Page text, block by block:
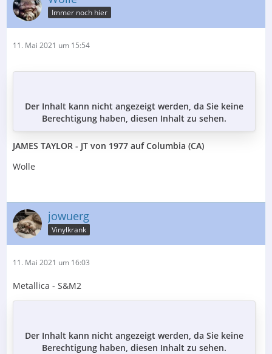
Immer noch hier
11. Mai 2021 um 15:54
Der Inhalt kann nicht angezeigt werden, da Sie keine
Berechtigung haben, diesen Inhalt zu sehen.
JAMES TAYLOR - JT von 1977 auf Columbia (CA)
Wolle
jowuerg
Vinylkrank
11. Mai 2021 um 16:03
Metallica - S&M2
Der Inhalt kann nicht angezeigt werden, da Sie keine
Berechtigung haben, diesen Inhalt zu sehen.